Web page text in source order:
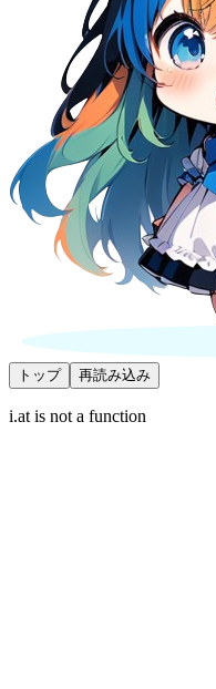
トップ 再読み込み
i.at is not a function